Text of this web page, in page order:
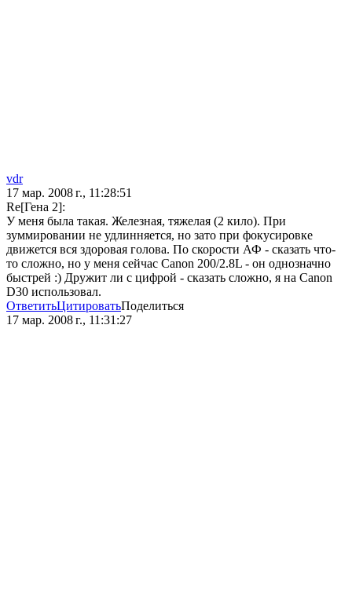
vdr
17 мар. 2008 г., 11:28:51
Re[Гена 2]:
У меня была такая. Железная, тяжелая (2 кило). При
зуммировании не удлинняется, но зато при фокусировке
движется вся здоровая голова. По скорости АФ - сказать что-
то сложно, но у меня сейчас Canon 200/2.8L - он однозначно
быстрей :) Дружит ли с цифрой - сказать сложно, я на Canon
D30 использовал.
ОтветитьЦитироватьПоделиться
17 мар. 2008 г., 11:31:27